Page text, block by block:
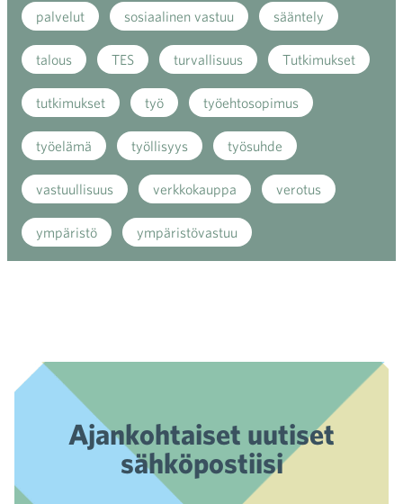
palvelut sosiaalinen vastuu sääntely
talous TES turvallisuus Tutkimukset
tutkimukset työ työehtosopimus
työelämä työllisyys työsuhde
vastuullisuus verkkokauppa verotus
ympäristö ympäristövastuu
Ajankohtaiset uutiset
sähköpostiisi